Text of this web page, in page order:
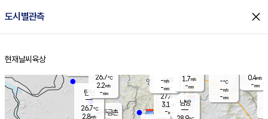
도시별관측 close
홈
현재날씨 육상
양주
27.4℃
3.1
-mm
파주금촌
-℃
-m/s
-mm
탄현
26.7℃
2.8m/s
0.4m/s
-mm
남방
-m/s
-mm
26.7℃
2.2m/s
-mm
1.7m/s
-mm